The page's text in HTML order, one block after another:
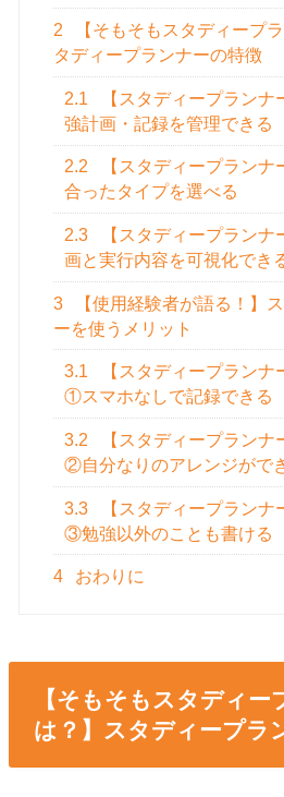
2
【そもそもスタディープ
タディープランナーの特徴
2.1
【スタディープラン
強計画・記録を管理できる
2.2
【スタディープラン
合ったタイプを選べる
2.3
【スタディープラン
画と実行内容を可視化でき
3
【使用経験者が語る！】
ーを使うメリット
3.1
【スタディープランナ
①スマホなしで記録できる
3.2
【スタディープランナ
②自分なりのアレンジがで
3.3
【スタディープランナ
③勉強以外のことも書ける
4 おわりに
【そもそもスタディー
は？】スタディープラ